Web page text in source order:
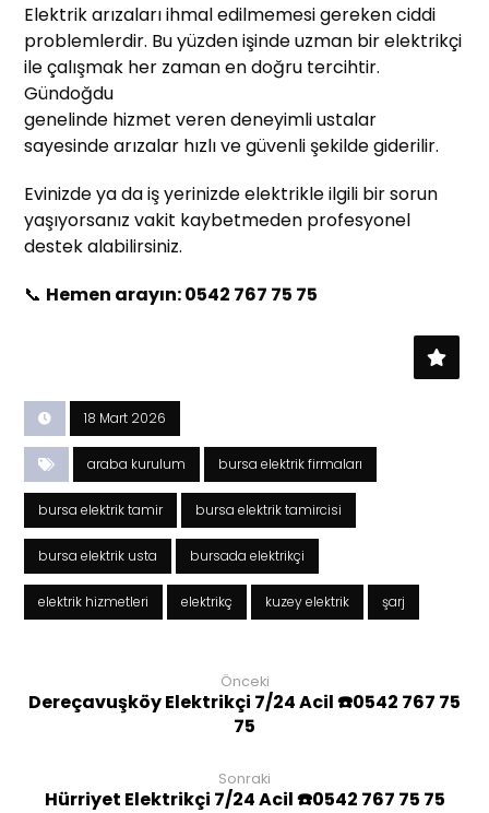
Elektrik arızaları ihmal edilmemesi gereken ciddi
problemlerdir. Bu yüzden işinde uzman bir elektrikçi
ile çalışmak her zaman en doğru tercihtir.
Gündoğdu
genelinde hizmet veren deneyimli ustalar
sayesinde arızalar hızlı ve güvenli şekilde giderilir.
Evinizde ya da iş yerinizde elektrikle ilgili bir sorun
yaşıyorsanız vakit kaybetmeden profesyonel
destek alabilirsiniz.
📞 Hemen arayın: 0542 767 75 75
18 Mart 2026
araba kurulum bursa elektrik firmaları
bursa elektrik tamir bursa elektrik tamircisi
bursa elektrik usta bursada elektrikçi
elektrik hizmetleri elektrikç kuzey elektrik şarj
Önceki
Dereçavuşköy Elektrikçi 7/24 Acil ☎️0542 767 75
75
Sonraki
Hürriyet Elektrikçi 7/24 Acil ☎️0542 767 75 75